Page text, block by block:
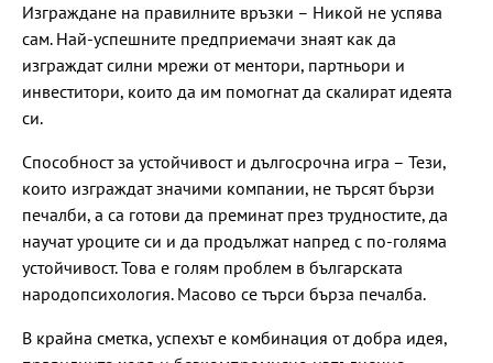
Изграждане на правилните връзки – Никой не успява
сам. Най-успешните предприемачи знаят как да
изграждат силни мрежи от ментори, партньори и
инвеститори, които да им помогнат да скалират идеята
си.
Способност за устойчивост и дългосрочна игра – Тези,
които изграждат значими компании, не търсят бързи
печалби, а са готови да преминат през трудностите, да
научат уроците си и да продължат напред с по-голяма
устойчивост. Това е голям проблем в българската
народопсихология. Масово се търси бърза печалба.
В крайна сметка, успехът е комбинация от добра идея,